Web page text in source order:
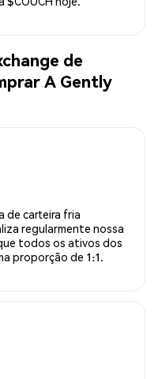
de
A Gently
de carteira fria
regularmente nossa
todos os ativos dos
proporção de 1:1.